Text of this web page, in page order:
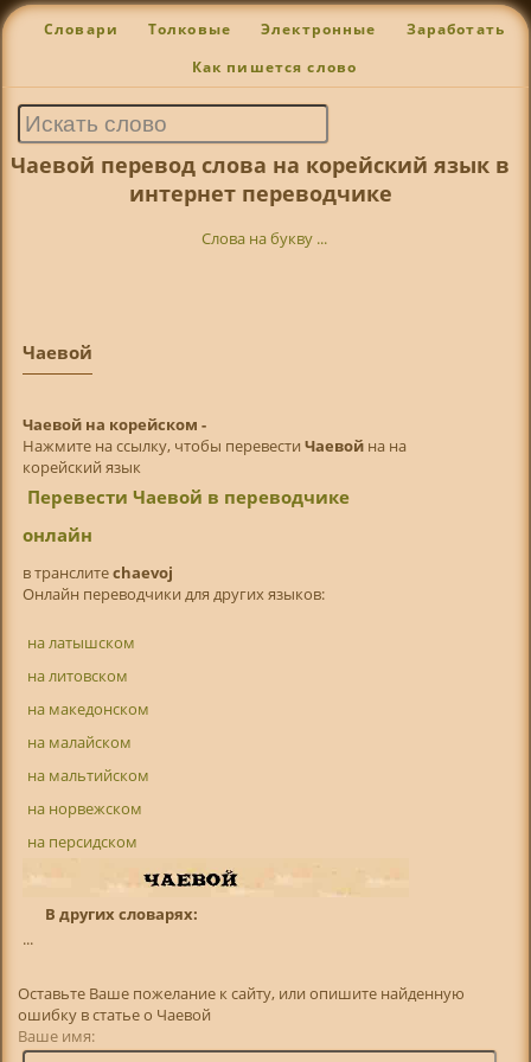
Словари Толковые Электронные Заработать
Как пишется слово
Чаевой перевод слова на корейский язык в
интернет переводчике
Слова на букву ...
Чаевой
Чаевой на корейском -
Нажмите на ссылку, чтобы перевести Чаевойна на
корейский язык
Перевести Чаевой в переводчике
онлайн
в транслитechaevoj
Онлайн переводчики для других языков:
на латышском
на литовском
на македонском
на малайском
на мальтийском
на норвежском
на персидском
В других словарях:
...
Оставьте Ваше пожелание к сайту, или опишите найденную
ошибку в статье о Чаевой
Ваше имя: